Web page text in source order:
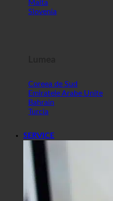
Malta
Slovenia
Coreea de Sud
Emiratele Arabe Unite
Bahrain
Turcia
SERVICE